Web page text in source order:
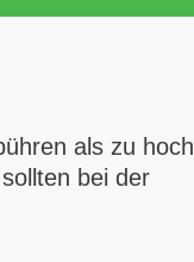
als zu hoch
bei der